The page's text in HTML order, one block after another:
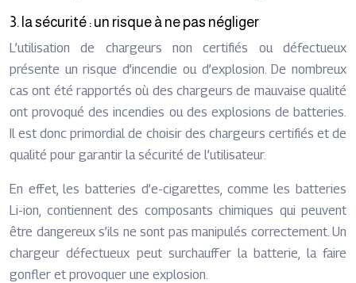
3. la sécurité : un risque à ne pas négliger
L’utilisation de chargeurs non certifiés ou défectueux
présente un risque d’incendie ou d’explosion. De nombreux
cas ont été rapportés où des chargeurs de mauvaise qualité
ont provoqué des incendies ou des explosions de batteries.
Il est donc primordial de choisir des chargeurs certifiés et de
qualité pour garantir la sécurité de l’utilisateur.
En effet, les batteries d’e-cigarettes, comme les batteries
Li-ion, contiennent des composants chimiques qui peuvent
être dangereux s’ils ne sont pas manipulés correctement. Un
chargeur défectueux peut surchauffer la batterie, la faire
gonfler et provoquer une explosion.